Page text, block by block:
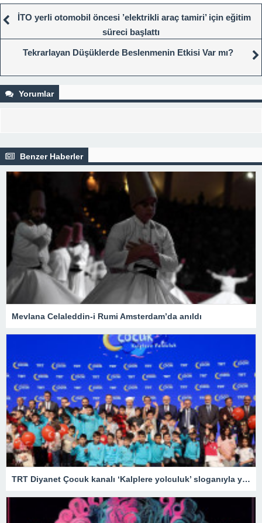
İTO yerli otomobil öncesi ’elektrikli araç tamiri’ için eğitim
süreci başlattı
Tekrarlayan Düşüklerde Beslenmenin Etkisi Var mı?
Yorumlar
Benzer Haberler
Mevlana Celaleddin-i Rumi Amsterdam’da anıldı
TRT Diyanet Çocuk kanalı ‘Kalplere yolculuk’ sloganıyla yayın hayatına başladı